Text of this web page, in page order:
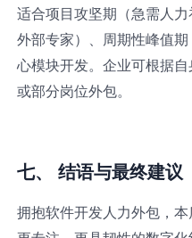
适合项目攻坚期（急需人
外部专家）、周期性峰值
心模块开发。企业可根据
或部分岗位外包。
七、 结语与最终建议
拥抱软件开发人力外包，本